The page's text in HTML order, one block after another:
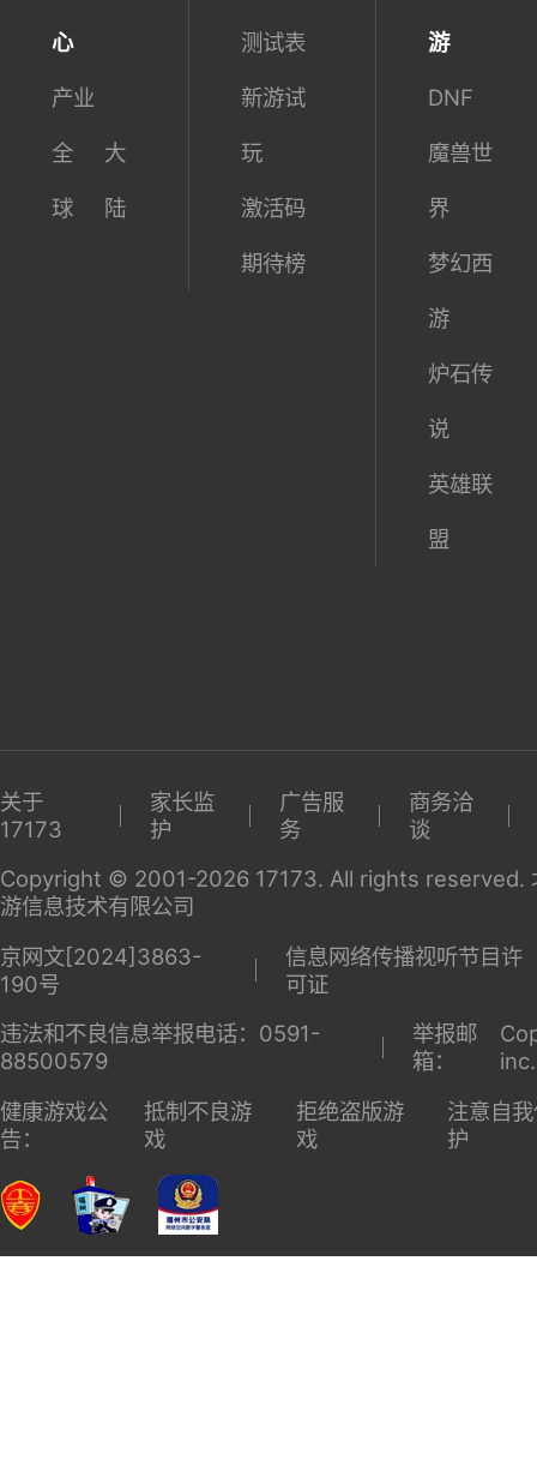
心
产业
全
球
大
陆
测试表
新游试
玩
激活码
期待榜
游
DNF
魔兽世
界
梦幻西
游
炉石传
说
英雄联
盟
关于
17173
家长监
护
广告服
务
商务洽
谈
Copyright © 2001-2026 17173. All rights reserved.
游信息技术有限公司
京网文[2024]3863-
190号
信息网络传播视听节目许
可证
违法和不良信息举报电话：0591-
88500579
举报邮
箱：
健康游戏公
告：
抵制不良游
戏
拒绝盗版游
戏
注意自
护